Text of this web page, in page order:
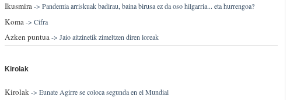
Ikusmira-> Pandemia arriskuak badirau, baina birusa ez da oso hilgarria... eta hurrengoa?
Koma -> Cifra
Azken puntua-> Jaio aitzinetik zimeltzen diren loreak
Kirolak
Kirolak-> Eunate Agirre se coloca segunda en el Mundial